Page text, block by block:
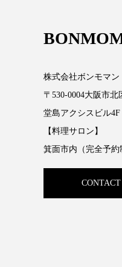
株式会社ボンモマン
〒530-0004大阪市北
堂島アクシスビル
【料理サロン】
箕面市内（完全予約
CONTACT